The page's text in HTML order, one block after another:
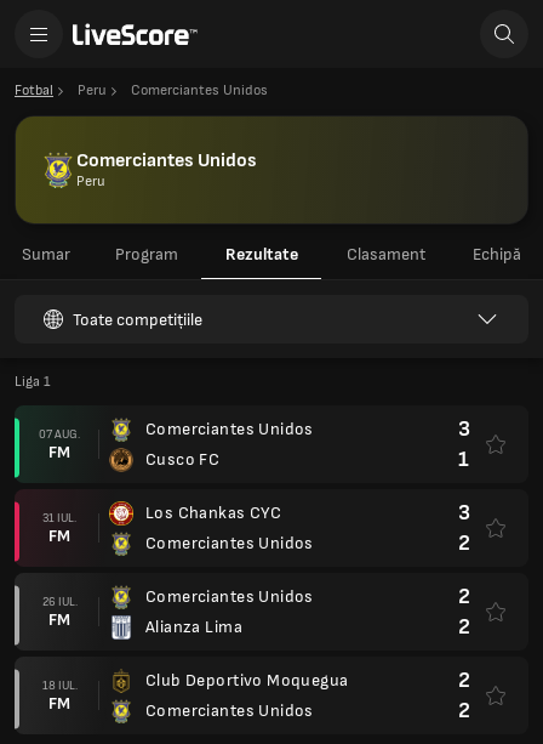
Fotbal Peru Comerciantes Unidos
Comerciantes Unidos
Peru
Sumar Program Rezultate Clasament Echipă
Toate competițiile
Liga 1
07 AUG.
FM
Comerciantes Unidos
Cusco FC
3
1
31 IUL.
FM
Los Chankas CYC
Comerciantes Unidos
3
2
26 IUL.
FM
Comerciantes Unidos
Alianza Lima
2
2
18 IUL.
FM
Club Deportivo Moquegua
Comerciantes Unidos
2
2